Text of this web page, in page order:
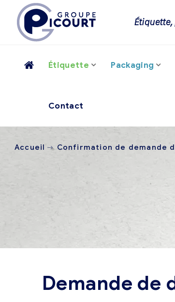
Étiquette Packaging
Contact
Accueil Confirmation de demande
Demande de